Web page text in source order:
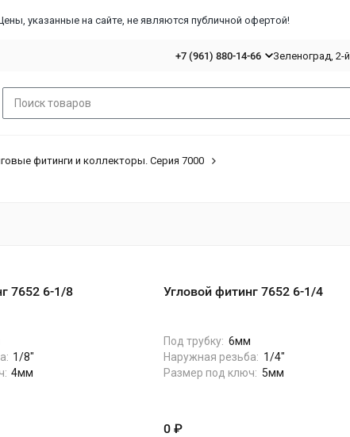
указанные на сайте, не являются публичной офертой!
+7 (961) 880-14-66 Зеленоград, 2-
фитинги и коллекторы. Серия 7000
7652 6-1/8
1/8"
4мм
Угловой фитинг 7652 6-1/4
Под трубку: 6мм
Наружная резьба: 1/4"
Размер под ключ: 5мм
0 ₽